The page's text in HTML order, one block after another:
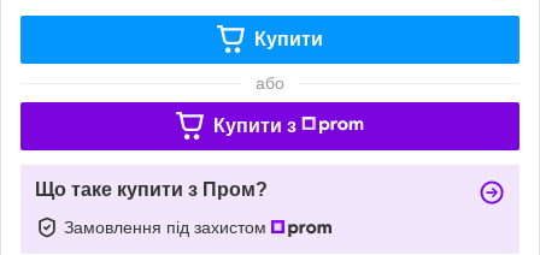
Купити
або
Купити з
Що таке купити з Пром?
Замовлення під захистом